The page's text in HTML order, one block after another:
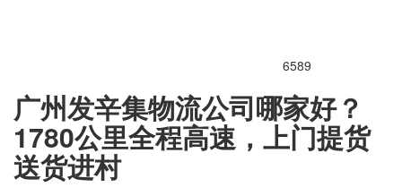
6589
广州发辛集物流公司哪家好？
1780公里全程高速，上门提货
送货进村